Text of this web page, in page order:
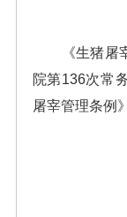
《生猪屠宰
院第136次常
屠宰管理条例